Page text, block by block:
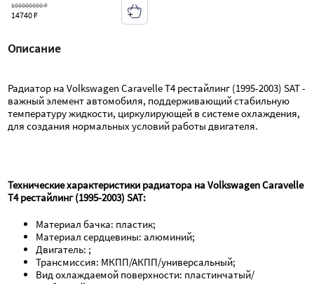
14740 ₽
100000000 ₽
Описание
Радиатор на Volkswagen Caravelle T4 рестайлинг (1995-2003) SAT -
важный элемент автомобиля, поддерживающий стабильную
температуру жидкости, циркулирующей в системе охлаждения,
для создания нормальных условий работы двигателя.
Технические характеристики радиаторa на Volkswagen Caravelle
T4 рестайлинг (1995-2003) SAT:
Материал бачка: пластик;
Материал сердцевины: алюминий;
Двигатель: ;
Трансмиссия: МКПП/АКПП/универсальный;
Вид охлаждаемой поверхности: пластинчатый/